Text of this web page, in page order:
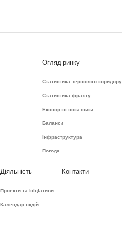
Огляд ринку
Статистика зернового коридору
Статистика фрахту
Експортні показники
Баланси
Інфраструктура
Погода
Діяльність
Проекти та ініціативи
Календар подій
Контакти